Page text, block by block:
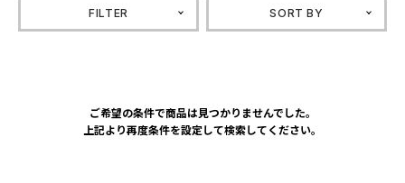
FILTER SORT BY
ご希望の条件で商品は見つかりませんでした。
上記より再度条件を設定して検索してください。